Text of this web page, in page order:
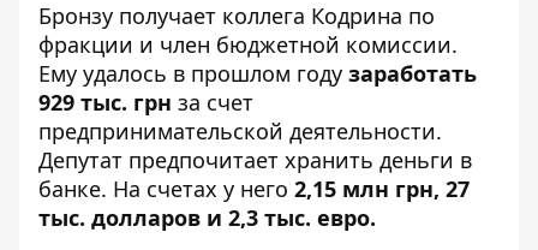
Бронзу получает коллега Кодрина по
фракции и член бюджетной комиссии.
Ему удалось в прошлом году заработать
929 тыс. грн за счет
предпринимательской деятельности.
Депутат предпочитает хранить деньги в
банке. На счетах у него 2,15 млн грн, 27
тыс. долларов и 2,3 тыс. евро.